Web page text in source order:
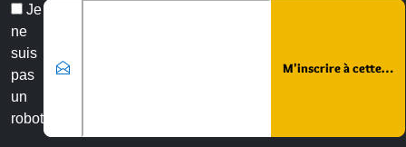
Je
ne
suis
pas
un
robot
Email